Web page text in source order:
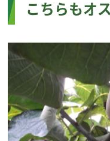
こちらもオ